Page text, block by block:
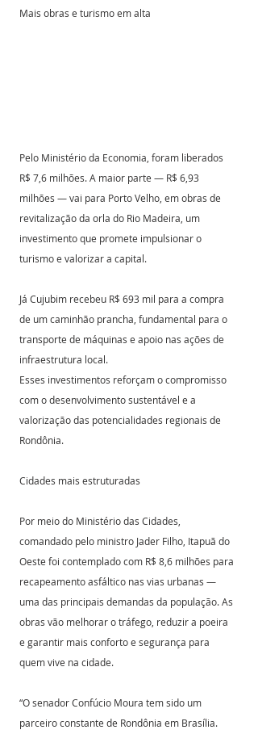
Mais obras e turismo em alta
Pelo Ministério da Economia, foram liberados
R$ 7,6 milhões. A maior parte — R$ 6,93
milhões — vai para Porto Velho, em obras de
revitalização da orla do Rio Madeira, um
investimento que promete impulsionar o
turismo e valorizar a capital.
Já Cujubim recebeu R$ 693 mil para a compra
de um caminhão prancha, fundamental para o
transporte de máquinas e apoio nas ações de
infraestrutura local.
Esses investimentos reforçam o compromisso
com o desenvolvimento sustentável e a
valorização das potencialidades regionais de
Rondônia.
Cidades mais estruturadas
Por meio do Ministério das Cidades,
comandado pelo ministro Jader Filho, Itapuã do
Oeste foi contemplado com R$ 8,6 milhões para
recapeamento asfáltico nas vias urbanas —
uma das principais demandas da população. As
obras vão melhorar o tráfego, reduzir a poeira
e garantir mais conforto e segurança para
quem vive na cidade.
“O senador Confúcio Moura tem sido um
parceiro constante de Rondônia em Brasília.